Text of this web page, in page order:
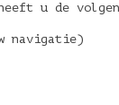
u de
navigatie)